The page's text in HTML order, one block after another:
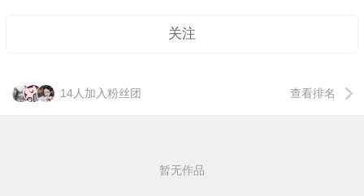
关注
14人加入粉丝团 查看排名
暂无作品